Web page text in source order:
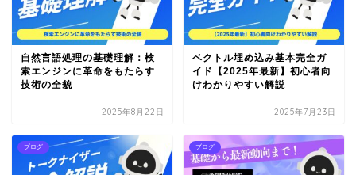
自然言語処理の基礎理解：検
索エンジンに革命をもたらす
技術の全貌
2025年8月22日
ベクトル埋め込み基本完全ガ
イド【2025年最新】初心者向
けわかりやすい解説
2025年7月23日
ブログ ブログ